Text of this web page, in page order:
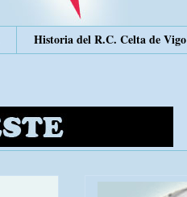
Historia del R.C. Celta de Vigo